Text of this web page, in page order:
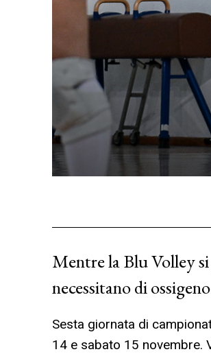
Mentre la Blu Volley
necessitano di
Sesta giornata di
14 e sabato 15 novembre.